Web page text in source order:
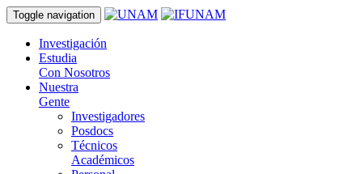
Toggle navigation
Investigación
Estudia
Con Nosotros
Nuestra
Gente
Investigadores
Posdocs
Técnicos
Académicos